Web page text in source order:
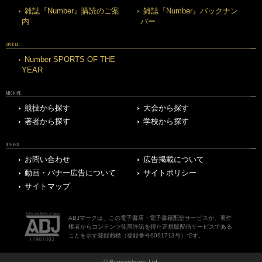
雑誌『Number』購読のご案
内
雑誌『Number』バックナン
バー
SPECIAL
Number SPORTS OF THE
YEAR
ARCHIVE
競技から探す
大会から探す
著者から探す
学校から探す
OTHERS
お問い合わせ
広告掲載について
動画・バナー広告について
サイトポリシー
サイトマップ
ABJマークは、この電子書店・電子書籍配信サービスが、著作
権者からコンテンツ使用許諾を得た正規版配信サービスである
ことを示す登録商標（登録番号6091713号）です。